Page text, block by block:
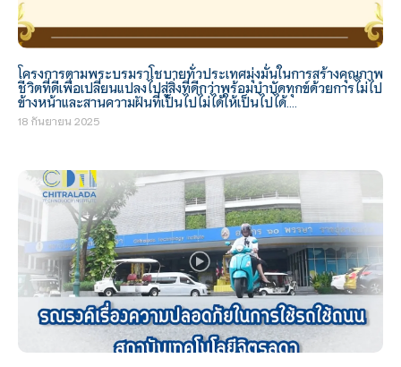
โครงการตามพระบรมราโชบายทั่วประเทศมุ่งมั่นในการสร้างคุณภาพ
ชีวิตที่ดีเพื่อเปลี่ยนแปลงไปสู่สิ่งที่ดีกว่าพร้อมบำบัดทุกข์ด้วยการไม่ไป
ข้างหน้าและสานความฝันที่เป็นไปไม่ได้ให้เป็นไปได้….
18 กันยายน 2025